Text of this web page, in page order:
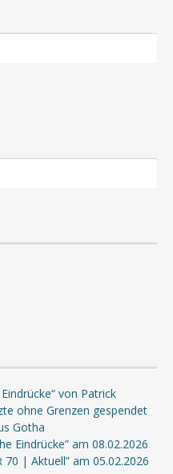
von Patrick
ohne Grenzen gespendet
Gotha
Eindrücke” am 08.02.2026
70 | Aktuell” am 05.02.2026